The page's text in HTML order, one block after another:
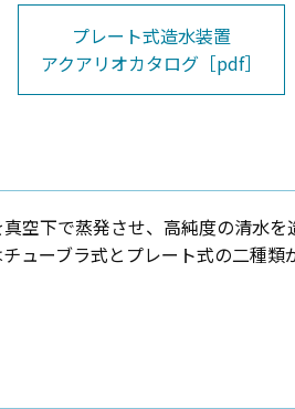
プレート式造水装置
アクアリオカタログ［pdf］
空下で蒸発させ、高純度の清水
ューブラ式とプレート式の二種類